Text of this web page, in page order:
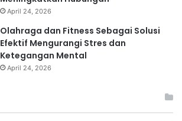
April 24, 2026
Olahraga dan Fitness Sebagai Solusi
Efektif Mengurangi Stres dan
Ketegangan Mental
April 24, 2026